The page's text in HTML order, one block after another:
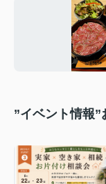
”イベント情報